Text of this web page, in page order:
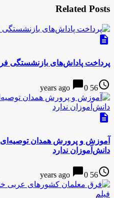
Related Posts
description
پرداخت پاداش‌های بازنشستگی
access_time
56 years ago
chat_bubble0
description
آموزش و پرورش همدان توصیه‌ای
دانش‌آموزان ندارد
access_time
56 years ago
chat_bubble0